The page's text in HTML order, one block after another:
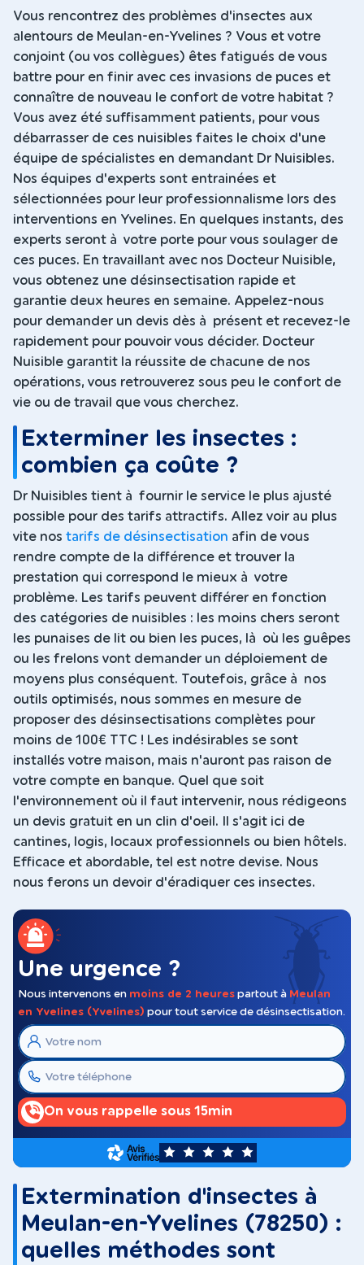
Vous rencontrez des problèmes d'insectes aux
alentours de Meulan-en-Yvelines ? Vous et votre
conjoint (ou vos collègues) êtes fatigués de vous
battre pour en finir avec ces invasions de puces et
connaître de nouveau le confort de votre habitat ?
Vous avez été suffisamment patients, pour vous
débarrasser de ces nuisibles faites le choix d'une
équipe de spécialistes en demandant Dr Nuisibles.
Nos équipes d'experts sont entrainées et
sélectionnées pour leur professionnalisme lors des
interventions en Yvelines. En quelques instants, des
experts seront à votre porte pour vous soulager de
ces puces. En travaillant avec nos Docteur Nuisible,
vous obtenez une désinsectisation rapide et
garantie deux heures en semaine. Appelez-nous
pour demander un devis dès à présent et recevez-le
rapidement pour pouvoir vous décider. Docteur
Nuisible garantit la réussite de chacune de nos
opérations, vous retrouverez sous peu le confort de
vie ou de travail que vous cherchez.
Exterminer les insectes :
combien ça coûte ?
Dr Nuisibles tient à fournir le service le plus ajusté
possible pour des tarifs attractifs. Allez voir au plus
vite nos tarifs de désinsectisation afin de vous
rendre compte de la différence et trouver la
prestation qui correspond le mieux à votre
problème. Les tarifs peuvent différer en fonction
des catégories de nuisibles : les moins chers seront
les punaises de lit ou bien les puces, là où les guêpes
ou les frelons vont demander un déploiement de
moyens plus conséquent. Toutefois, grâce à nos
outils optimisés, nous sommes en mesure de
proposer des désinsectisations complètes pour
moins de 100€ TTC ! Les indésirables se sont
installés votre maison, mais n'auront pas raison de
votre compte en banque. Quel que soit
l'environnement où il faut intervenir, nous rédigeons
un devis gratuit en un clin d'oeil. Il s'agit ici de
cantines, logis, locaux professionnels ou bien hôtels.
Efficace et abordable, tel est notre devise. Nous
nous ferons un devoir d'éradiquer ces insectes.
Une urgence ?
Nous intervenons en moins de 2 heures partout à Meulan
en Yvelines (Yvelines) pour tout service de désinsectisation.
On vous rappelle sous 15min
5
Extermination d'insectes à
Meulan-en-Yvelines (78250) :
quelles méthodes sont